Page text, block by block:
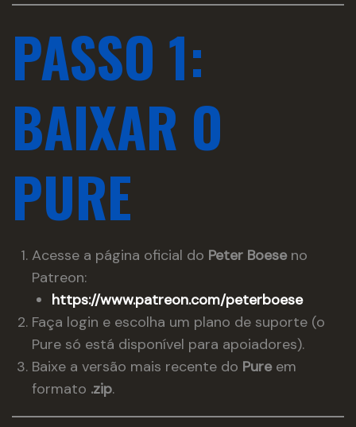
PASSO 1:
BAIXAR O
PURE
Acesse a página oficial do Peter Boeseno
Patreon:
https://www.patreon.com/peterboese
Faça login e escolha um plano de suporte (o
Pure só está disponível para apoiadores).
Baixe a versão mais recente do Pureem
formato .zip.